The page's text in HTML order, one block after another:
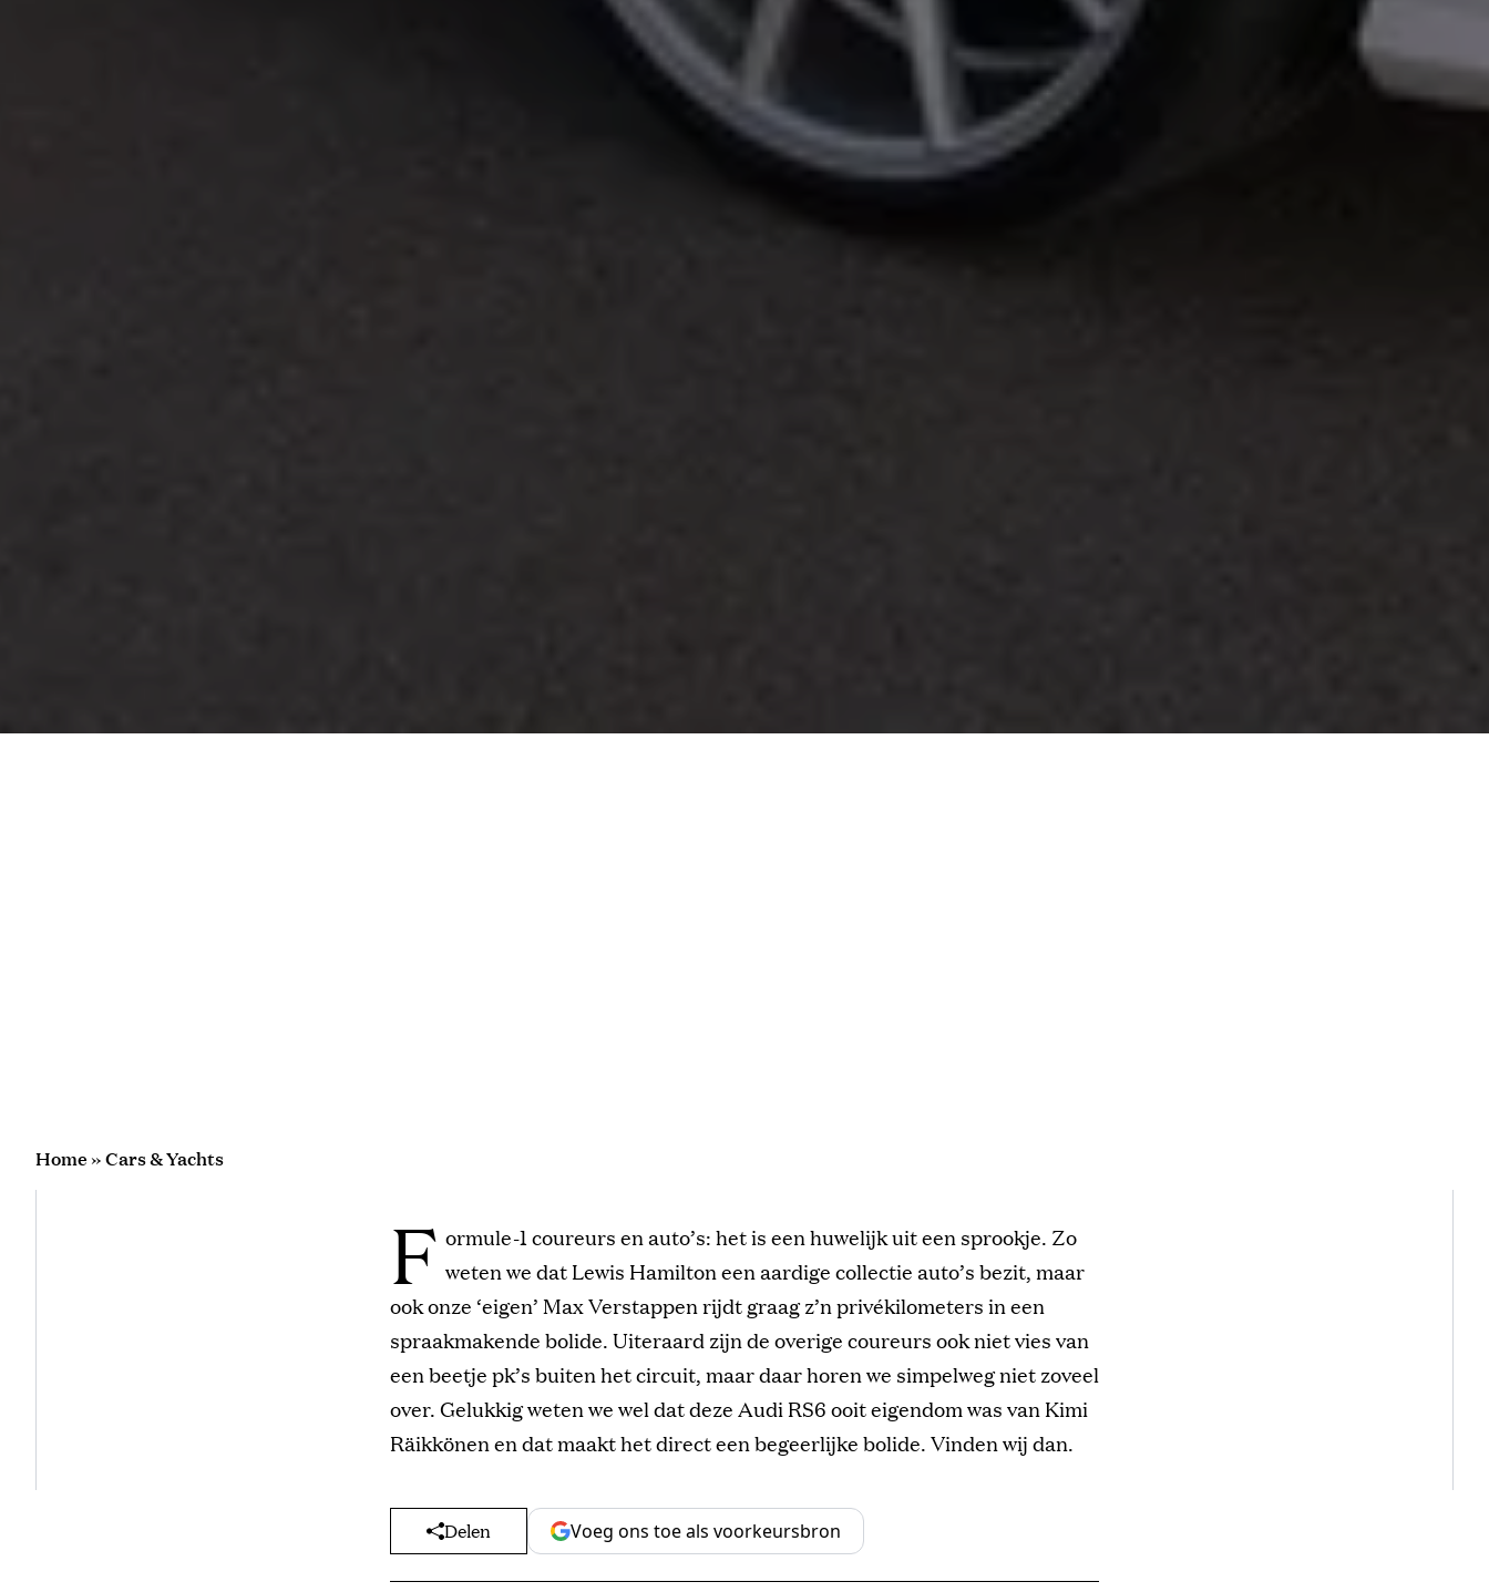
Home»Cars & Yachts
F ormule-1 coureurs en auto’s: het is een huwelijk uit een sprookje. Zo
weten we dat Lewis Hamilton een aardige collectie auto’s bezit, maar
ook onze ‘eigen’ Max Verstappen rijdt graag z’n privékilometers in een
spraakmakende bolide. Uiteraard zijn de overige coureurs ook niet vies van
een beetje pk’s buiten het circuit, maar daar horen we simpelweg niet zoveel
over. Gelukkig weten we wel dat deze Audi RS6 ooit eigendom was van Kimi
Räikkönen en dat maakt het direct een begeerlijke bolide. Vinden wij dan.
Delen Voeg ons toe als voorkeursbron